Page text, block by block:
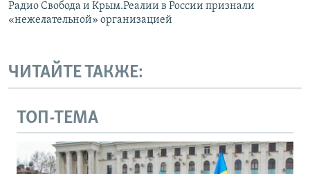
Радио Свобода и Крым.Реалии в России признали
«нежелательной» организацией
ЧИТАЙТЕ ТАКЖЕ:
ТОП-ТЕМА